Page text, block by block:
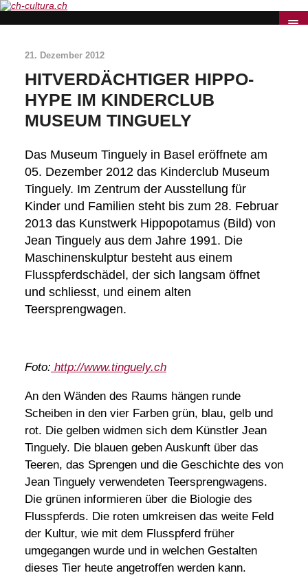
21. Dezember 2012
HITVERDÄCHTIGER HIPPO-
HYPE IM KINDERCLUB
MUSEUM TINGUELY
Das Museum Tinguely in Basel eröffnete am
05. Dezember 2012 das Kinderclub Museum
Tinguely. Im Zentrum der Ausstellung für
Kinder und Familien steht bis zum 28. Februar
2013 das Kunstwerk Hippopotamus (Bild) von
Jean Tinguely aus dem Jahre 1991. Die
Maschinenskulptur besteht aus einem
Flusspferdschädel, der sich langsam öffnet
und schliesst, und einem alten
Teersprengwagen.
Foto: http://www.tinguely.ch
An den Wänden des Raums hängen runde
Scheiben in den vier Farben grün, blau, gelb und
rot. Die gelben widmen sich dem Künstler Jean
Tinguely. Die blauen geben Auskunft über das
Teeren, das Sprengen und die Geschichte des von
Jean Tinguely verwendeten Teersprengwagens.
Die grünen informieren über die Biologie des
Flusspferds. Die roten umkreisen das weite Feld
der Kultur, wie mit dem Flusspferd früher
umgegangen wurde und in welchen Gestalten
dieses Tier heute angetroffen werden kann.